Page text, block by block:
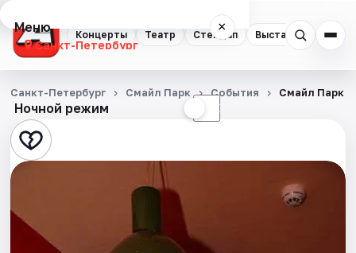
Концерты Театр Стендап Выставки
Меню ×
Санкт-Петербург
Концерты
Театр
Стендап
Квесты
Ночной режим ☾
Санкт-Петербург Смайл Парк События Смайл Парк